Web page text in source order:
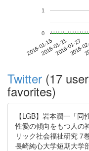
2016-01-152016-01-212016-01-27
2016-
0
1
Twitter (17
favorites)
【LGB】岩本潤一「
性愛の傾向をもつ人の
リック社会福祉研究 7
長崎純心大学短期大学